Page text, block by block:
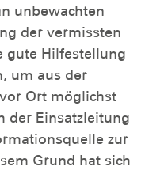
unbewachten
der vermissten
gute Hilfestellung
um aus der
Ort möglichst
der Einsatzleitung
zur
Grund hat sich